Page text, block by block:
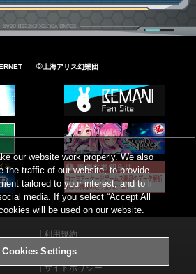
©上海アリス幻樂団
利用規約
外部送信について
サイトポリシー
our website work properly. We also
the traffic of our website, to provide
tailored to your interest, and to li
media. If you select “Accept All
will be used on our website.
Cookies Settings